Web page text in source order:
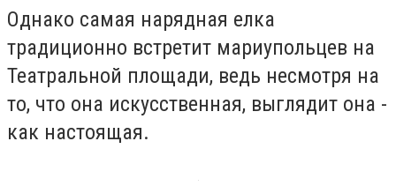
Однако самая нарядная елка
традиционно встретит мариупольцев на
Театральной площади, ведь несмотря на
то, что она искусственная, выглядит она -
как настоящая.